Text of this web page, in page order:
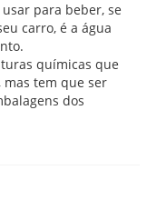
para beber, se
carro, é a água
químicas que
tem que ser
dos